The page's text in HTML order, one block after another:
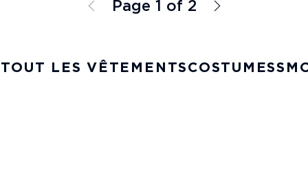
Page 1 of 2
LES VÊTEMENTSCOSTUMES